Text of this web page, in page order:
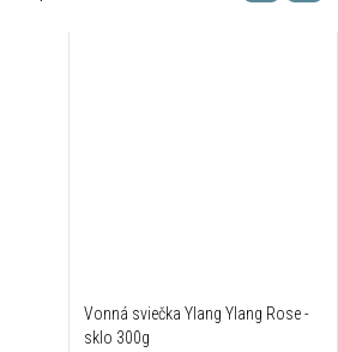
Vonná sviečka Ylang Ylang Rose -
sklo 300g